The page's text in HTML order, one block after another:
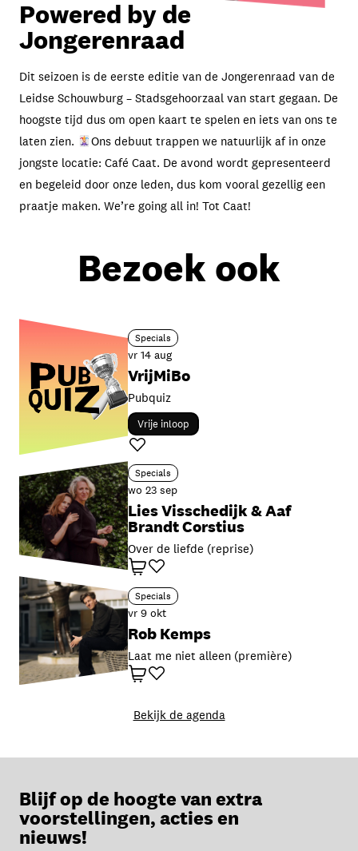
Powered by de
Jongerenraad
Dit seizoen is de eerste editie van de Jongerenraad van de
Leidse Schouwburg – Stadsgehoorzaal van start gegaan. De
hoogste tijd dus om open kaart te spelen en iets van ons te
laten zien.
Ons debuut trappen we natuurlijk af in onze
jongste locatie: Café Caat. De avond wordt gepresenteerd
en begeleid door onze leden, dus kom vooral gezellig een
praatje maken. We’re going all in! Tot Caat!
Bezoek ook
Specials
vr 14 aug
VrijMiBo
Pubquiz
Vrije inloop
Favoriet
Specials
wo 23 sep
Lies Visschedijk & Aaf
Brandt Corstius
Over de liefde (reprise)
Favoriet
Winkelwagen
Specials
vr 9 okt
Rob Kemps
Laat me niet alleen (première)
Favoriet
Winkelwagen
Bekijk de agenda
Blijf op de hoogte van extra
voorstellingen, acties en
nieuws!